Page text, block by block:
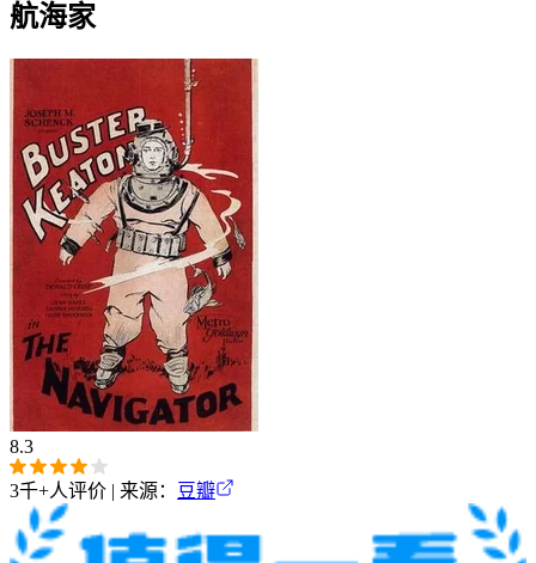
航海家
8.3
3千+人评价 | 来源： 豆瓣